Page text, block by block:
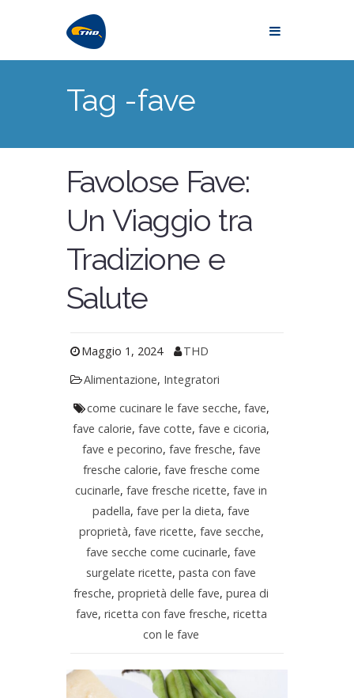
Tag -fave
Favolose Fave:
Un Viaggio tra
Tradizione e
Salute
Maggio 1, 2024
THD
Alimentazione, Integratori
come cucinare le fave secche, fave,
fave calorie,fave cotte,fave e cicoria,
fave e pecorino, fave fresche, fave
fresche calorie, fave fresche come
cucinarle,fave fresche ricette,fave in
padella,fave per la dieta,fave
proprietà, fave ricette, fave secche,
fave secche come cucinarle,fave
surgelate ricette,pasta con fave
fresche,proprietà delle fave,purea di
fave, ricetta con fave fresche, ricetta
con le fave